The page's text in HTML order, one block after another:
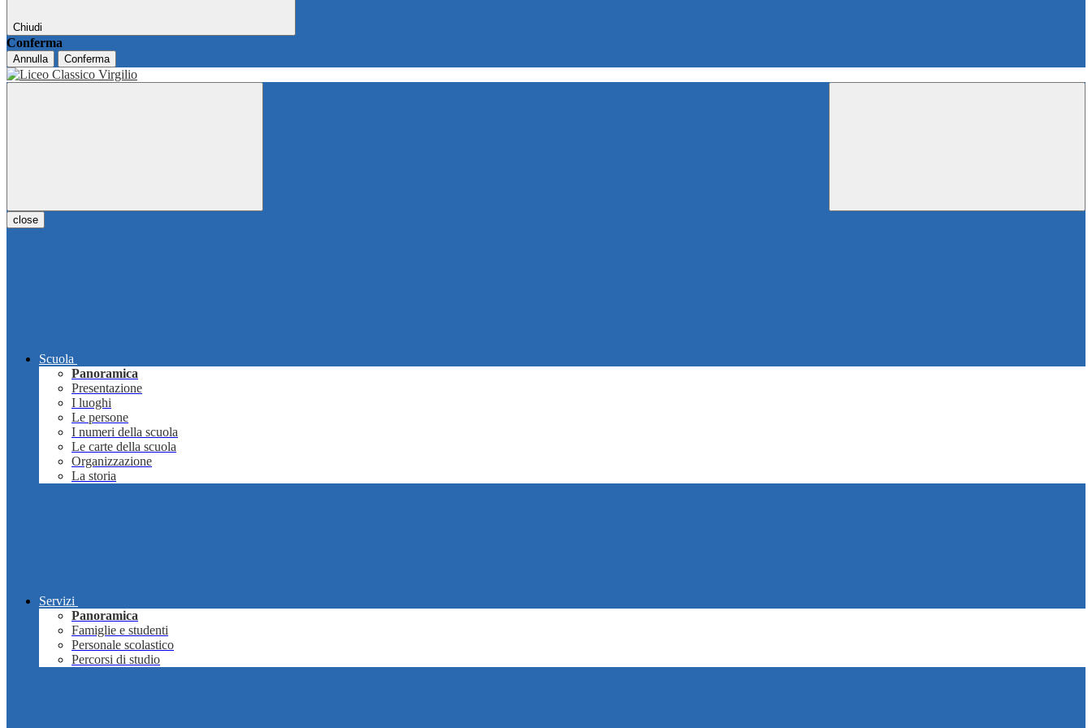
Chiudi
Conferma
Annulla Conferma
close
Scuola
Panoramica
Presentazione
I luoghi
Le persone
I numeri della scuola
Le carte della scuola
Organizzazione
La storia
Servizi
Panoramica
Famiglie e studenti
Personale scolastico
Percorsi di studio